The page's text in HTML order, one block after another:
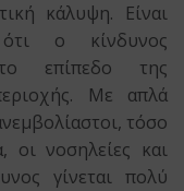
κάλυψη. Είναι
ότι ο κίνδυνος
επίπεδο της
Με απλά
τόσο
οι νοσηλείες και
γίνεται πολύ